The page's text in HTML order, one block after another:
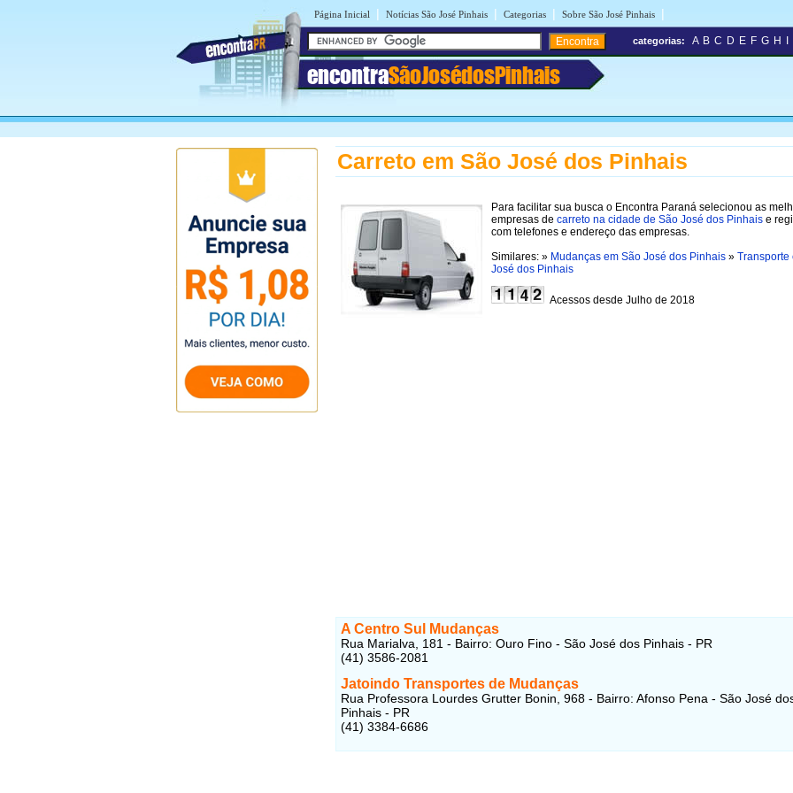
Página Inicial | Notícias São José Pinhais | Categorias | Sobre São José Pinhais |
encontraSãoJosédosPinhais
categorias: A B C D E F G H
Carreto em São José dos Pinhais
Para facilitar sua busca o Encontra Paraná selecionou as
empresas de carreto na cidade de São José dos Pinhais e
com telefones e endereço das empresas.
Similares: » Mudanças em São José dos Pinhais » Transporte
José dos Pinhais
Acessos desde Julho de 2018
A Centro Sul Mudanças
Rua Marialva, 181 - Bairro: Ouro Fino - São José dos Pinhais - PR
(41) 3586-2081
Jatoindo Transportes de Mudanças
Rua Professora Lourdes Grutter Bonin, 968 - Bairro: Afonso Pena - São José
Pinhais - PR
(41) 3384-6686